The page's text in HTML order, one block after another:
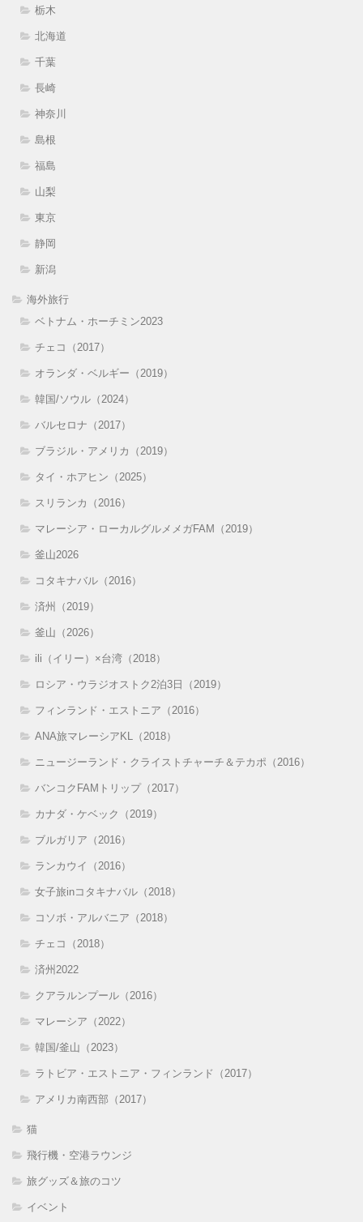
栃木
北海道
千葉
長崎
神奈川
島根
福島
山梨
東京
静岡
新潟
海外旅行
ベトナム・ホーチミン2023
チェコ（2017）
オランダ・ベルギー（2019）
韓国/ソウル（2024）
バルセロナ（2017）
ブラジル・アメリカ（2019）
タイ・ホアヒン（2025）
スリランカ（2016）
マレーシア・ローカルグルメメガFAM（2019）
釜山2026
コタキナバル（2016）
済州（2019）
釜山（2026）
ili（イリー）×台湾（2018）
ロシア・ウラジオストク2泊3日（2019）
フィンランド・エストニア（2016）
ANA旅マレーシアKL（2018）
ニュージーランド・クライストチャーチ＆テカポ（2016）
バンコクFAMトリップ（2017）
カナダ・ケベック（2019）
ブルガリア（2016）
ランカウイ（2016）
女子旅inコタキナバル（2018）
コソボ・アルバニア（2018）
チェコ（2018）
済州2022
クアラルンプール（2016）
マレーシア（2022）
韓国/釜山（2023）
ラトビア・エストニア・フィンランド（2017）
アメリカ南西部（2017）
猫
飛行機・空港ラウンジ
旅グッズ＆旅のコツ
イベント